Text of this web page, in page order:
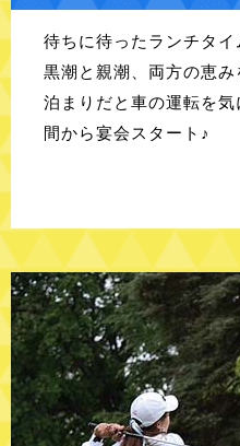
待ちに待ったランチタイ
黒潮と親潮、両方の恵み
泊まりだと車の運転を
間から宴会スタート♪